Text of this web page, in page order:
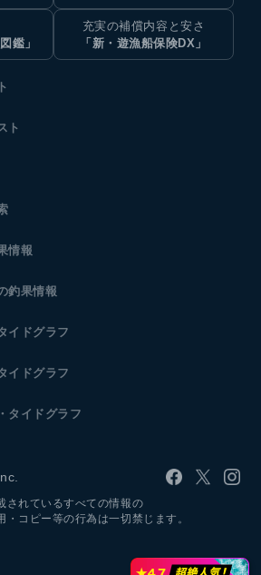
鑑」
充実の補償内容と安さ
「新・遊漁船保険DX」
ト
情報
釣果情報
イドグラフ
イドグラフ
タイドグラフ
されているすべての情報の
・コピー等の行為は一切禁じます。